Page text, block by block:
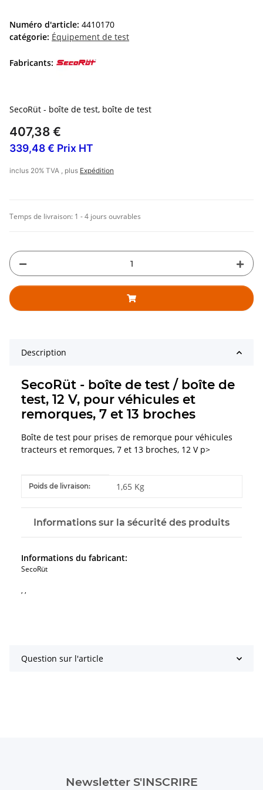
Numéro d'article: 4410170
catégorie: Équipement de test
Fabricants:
SecoRüt - boîte de test, boîte de test
407,38 €
339,48 € Prix HT
inclus 20% TVA , plus Expédition
Temps de livraison: 1 - 4 jours ouvrables
Description
SecoRüt - boîte de test / boîte de
test, 12 V, pour véhicules et
remorques, 7 et 13 broches
Boîte de test pour prises de remorque pour véhicules
tracteurs et remorques, 7 et 13 broches, 12 V p>
#productDetails.itemInformation#
#productDetails.itemValue#
Poids de livraison: 1,65 Kg
Informations sur la sécurité des produits
Informations du fabricant:
SecoRüt
, ,
Question sur l'article
Newsletter S'INSCRIRE